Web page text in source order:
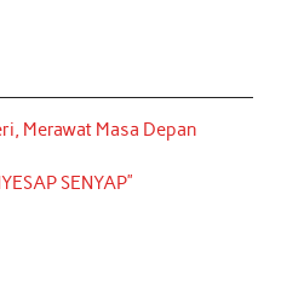
Merawat Masa Depan
SENYAP”